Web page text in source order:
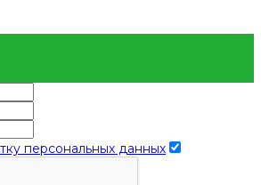
персональных данных